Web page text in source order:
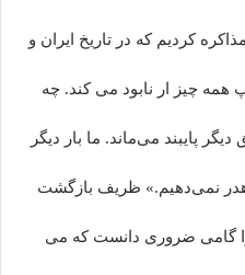
کردیم که در تاریخ ایران و
همه چیز ار نابود می کند. چه
پایبند می‌ماند. ما بار دیگر
نمی‌دهیم.» ظریف بازگشت
را گامی ضروری دانست که می